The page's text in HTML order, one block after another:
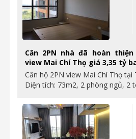
Căn 2PN nhà đã hoàn
view Mai Chí Thọ giá 3,35 tỷ
Căn hộ 2PN view Mai Chí Thọ tại
Diện tích: 73m2, 2 phòng ngủ, 2